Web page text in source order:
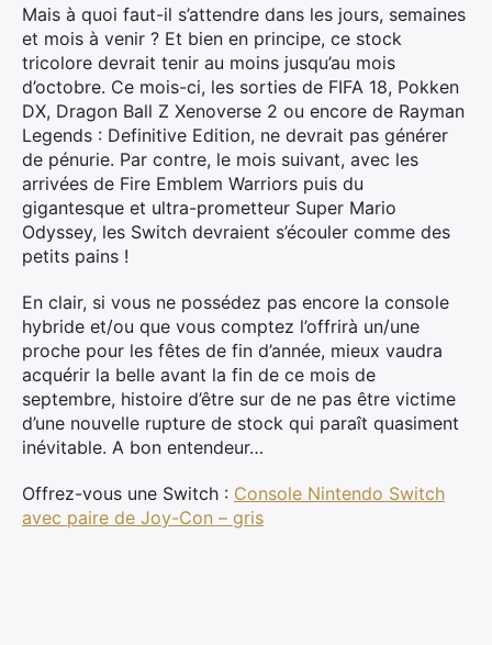
Mais à quoi faut-il s’attendre dans les jours, semaines
et mois à venir ? Et bien en principe, ce stock
tricolore devrait tenir au moins jusqu’au mois
d’octobre. Ce mois-ci, les sorties de FIFA 18, Pokken
DX, Dragon Ball Z Xenoverse 2 ou encore de Rayman
Legends : Definitive Edition, ne devrait pas générer
de pénurie. Par contre, le mois suivant, avec les
arrivées de Fire Emblem Warriors puis du
gigantesque et ultra-prometteur Super Mario
Odyssey, les Switch devraient s’écouler comme des
petits pains !
En clair, si vous ne possédez pas encore la console
hybride et/ou que vous comptez l’offrirà un/une
proche pour les fêtes de fin d’année, mieux vaudra
acquérir la belle avant la fin de ce mois de
septembre, histoire d’être sur de ne pas être victime
d’une nouvelle rupture de stock qui paraît quasiment
inévitable. A bon entendeur…
Offrez-vous une Switch : Console Nintendo Switch
avec paire de Joy-Con – gris